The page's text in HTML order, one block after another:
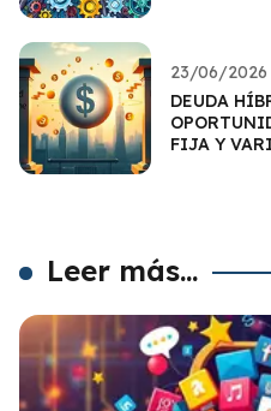
23/06/2026
DEUDA
FIJA Y
Leer más...